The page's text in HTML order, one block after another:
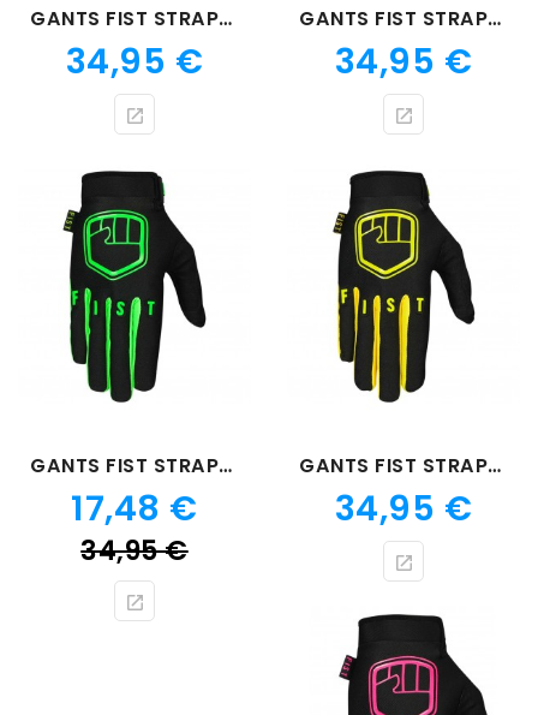
GANTS FIST STRAPPED FISTNITE????
Prix
34,95 €
GANTS FIST STRAPPED G.O.A.T
Prix
34,95 €
GANTS FIST STRAPPED FLUO VERT
Prix
17,48 €
34,95 €Prix
GANTS FIST STRAPPED FLUO JAUNE
Prix
34,95 €